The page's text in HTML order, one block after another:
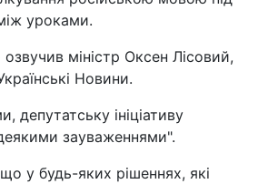
уроками.
міністр Оксен Лісовий,
Новини.
депутатську ініціативу
зауваженнями".
у будь-яких рішеннях, які